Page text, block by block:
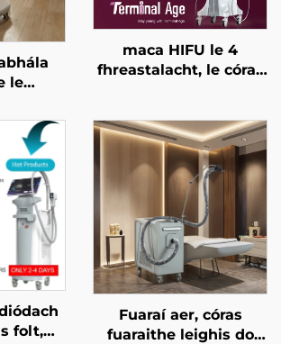
le
MHz
maca HIFU le 4
fhreastalacht, le córas
craiceann, le cruthú an
chorpais, agus le
haghaidh aois
théarmaí
folt,
Fuaraí aer, córas
fuaraithe leighis do